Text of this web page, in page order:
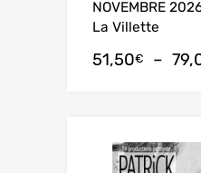
NOVEMBRE
La Villette
51,50€ –